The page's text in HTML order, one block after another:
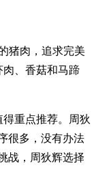
猪肉，追求完美
、香菇和马蹄
重点推荐。周狄
很多，没有办法
战，周狄辉选择